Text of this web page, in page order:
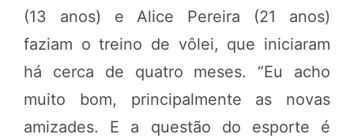
(13 anos) e Alice Pereira (21 anos)
faziam o treino de vôlei, que iniciaram
há cerca de quatro meses. “Eu acho
muito bom, principalmente as novas
amizades. E a questão do esporte é